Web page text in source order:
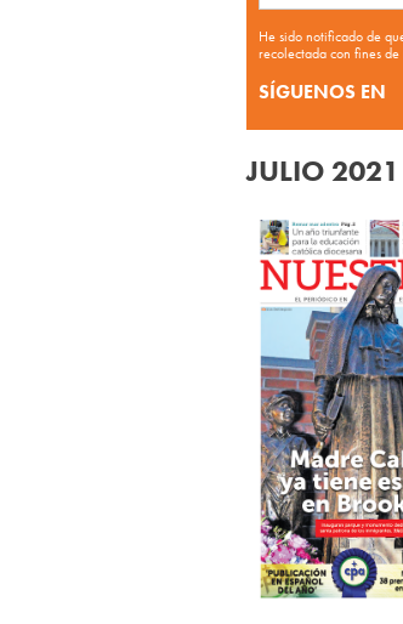
He sido notificado de
recolectada con fines de
SÍGUENOS EN
JULIO 2021